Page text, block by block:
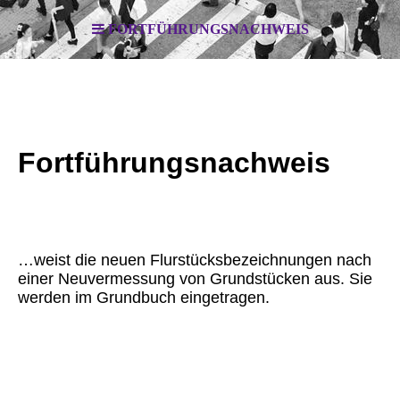
FORTFÜHRUNGSNACHWEIS
Fortführungsnachweis
…weist die neuen Flurstücksbezeichnungen nach
einer Neuvermessung von Grundstücken aus. Sie
werden im Grundbuch eingetragen.